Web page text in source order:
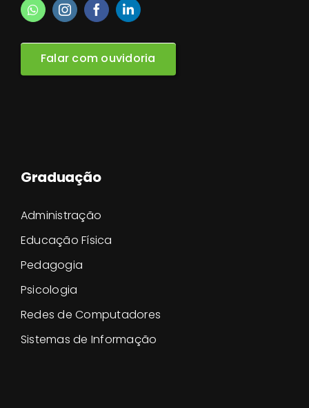
Falar com ouvidoria
Graduação
Administração
Educação Física
Pedagogia
Psicologia
Redes de Computadores
Sistemas de Informação